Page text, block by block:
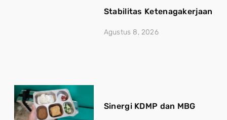
Stabilitas Ketenagakerjaan
Agustus 8, 2026
Sinergi KDMP dan MBG